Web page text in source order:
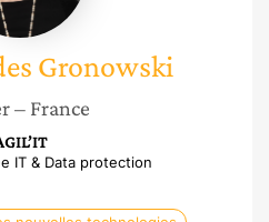
Gronowski
– France
IT & Data protection